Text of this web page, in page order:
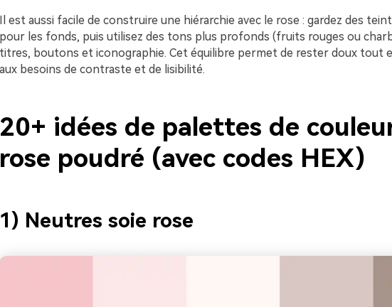
Il est aussi facile de construire une hiérarchie avec le rose : gardez des
pour les fonds, puis utilisez des tons plus profonds (fruits rouges ou
titres, boutons et iconographie. Cet équilibre permet de rester doux tout
aux besoins de contraste et de lisibilité.
20+ idées de palettes de
rose poudré (avec codes HEX)
1) Neutres soie rose